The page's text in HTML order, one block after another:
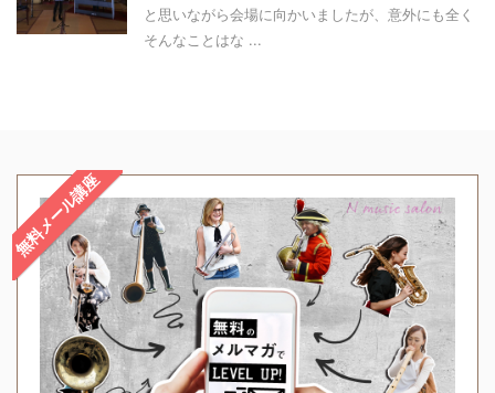
と思いながら会場に向かいましたが、意外にも全く
そんなことはな ...
無料メール講座